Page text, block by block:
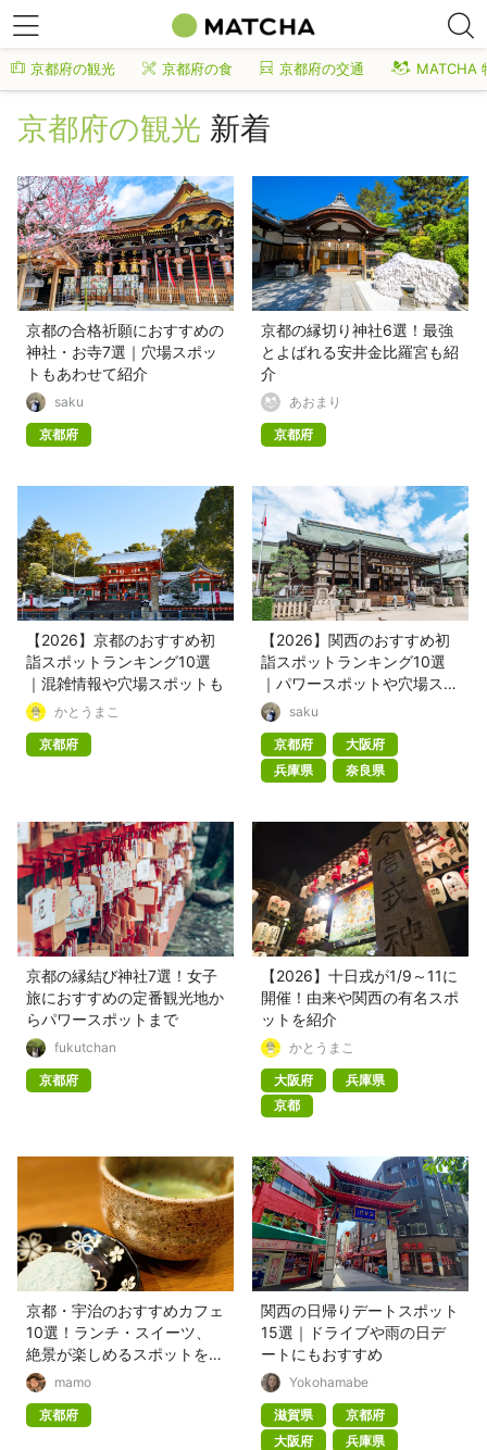
京都府の観光 京都府の食 京都府の交通 MATCHA
京都府の観光 新着
京都の合格祈願におすすめの
神社・お寺7選｜穴場スポッ
トもあわせて紹介
saku
京都府
京都の縁切り神社6選！最強
とよばれる安井金比羅宮も紹
介
あおまり
京都府
【2026】京都のおすすめ初
詣スポットランキング10選
｜混雑情報や穴場スポットも
かとうまこ
京都府
【2026】関西のおすすめ初
詣スポットランキング10選
｜パワースポットや穴場スポ
ットもsaku
京都府
大阪府
兵庫県
奈良県
京都の縁結び神社7選！女子
旅におすすめの定番観光地か
らパワースポットまで
fukutchan
京都府
【2026】十日戎が1/9～11に
開催！由来や関西の有名スポ
ットを紹介
かとうまこ
大阪府
兵庫県
京都
京都・宇治のおすすめカフェ
10選！ランチ・スイーツ、
絶景が楽しめるスポットを紹
介
mamo
京都府
関西の日帰りデートスポット
15選｜ドライブや雨の日デ
ートにもおすすめ
Yokohamabe
滋賀県
京都府
大阪府
兵庫県